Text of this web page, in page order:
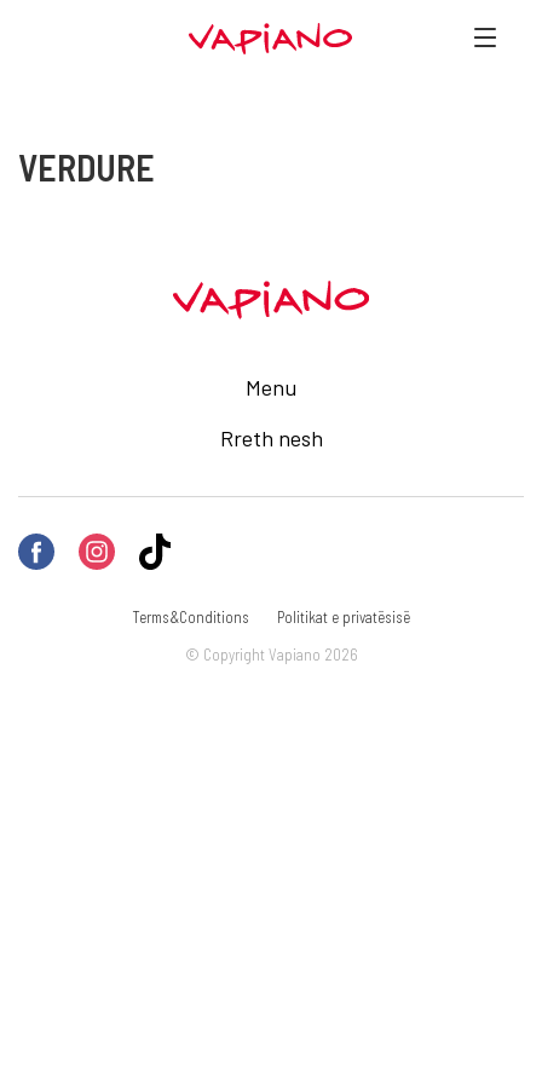
VERDURE
Menu
Rreth nesh
© Copyright Vapiano 2026
Terms&Conditions Politikat e privatësisë